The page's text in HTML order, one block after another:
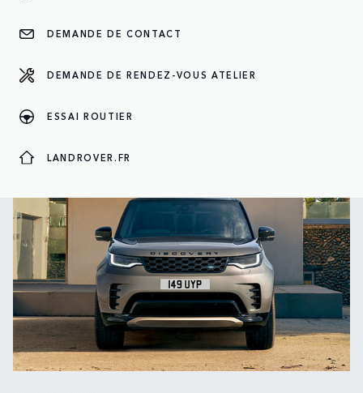
DEMANDE DE CONTACT
DEMANDE DE RENDEZ-VOUS ATELIER
ESSAI ROUTIER
LANDROVER.FR